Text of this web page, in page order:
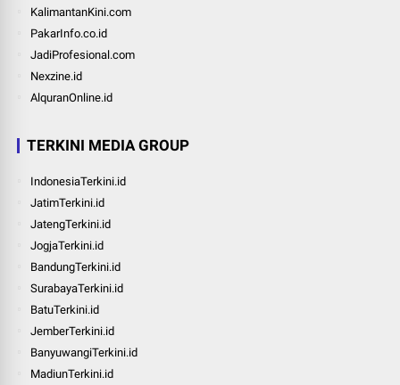
KalimantanKini.com
PakarInfo.co.id
JadiProfesional.com
Nexzine.id
AlquranOnline.id
TERKINI MEDIA GROUP
IndonesiaTerkini.id
JatimTerkini.id
JatengTerkini.id
JogjaTerkini.id
BandungTerkini.id
SurabayaTerkini.id
BatuTerkini.id
JemberTerkini.id
BanyuwangiTerkini.id
MadiunTerkini.id